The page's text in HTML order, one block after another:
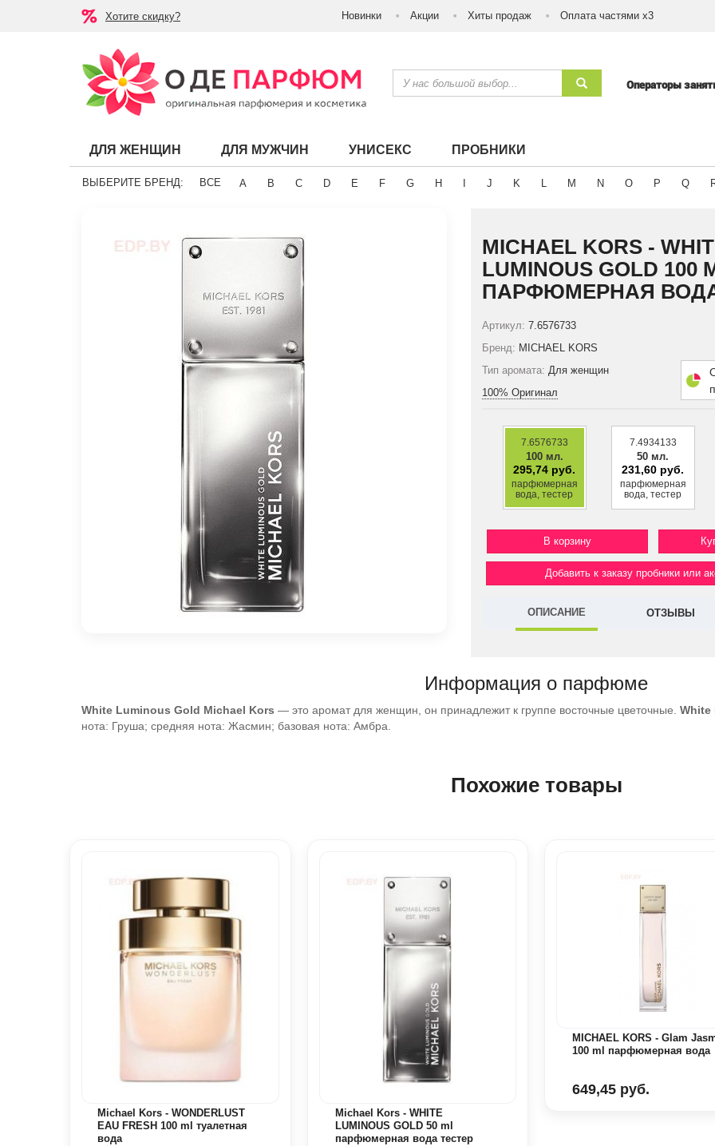
Хотите скидку? Новинки Акции Хиты продаж Оплата частями х3
Операторы
ДЛЯ ЖЕНЩИН ДЛЯ МУЖЧИН УНИСЕКС ПРОБНИКИ
ВЫБЕРИТЕ БРЕНД: ВСЕ A B C D E F G H J K L M N O P Q
MICHAEL KORS -
LUMINOUS GOLD 100
ПАРФЮМЕРНАЯ
Артикул: 7.6576733
Бренд: MICHAEL KORS
Тип аромата: Для женщин
100% Оригинал
7.6576733
100 мл.
295,74 руб.
парфюмерная
вода, тестер
7.4934133
50 мл.
231,60 руб.
парфюмерная
вода, тестер
Добавить к заказу пробники или
ОПИСАНИЕ ОТЗЫВЫ
Информация о парфюме
White Luminous Gold Michael Kors — это аромат для женщин, он принадлежит к группе восточные цветочные. White
нота: Груша; средняя нота: Жасмин; базовая нота: Амбра.
Похожие товары
Michael Kors - WONDERLUST
EAU FRESH 100 ml туалетная
вода
Michael Kors - WHITE
LUMINOUS GOLD 50 ml
парфюмерная вода тестер
MICHAEL KORS - Glam
100 ml парфюмерная вода
649,45 руб.